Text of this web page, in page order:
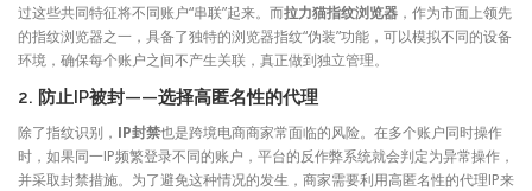
过这些共同特征将不同账户“串联”起来。而拉力猫指纹浏览器 ，作为市面上领先
的指纹浏览器之一，具备了独特的浏览器指纹“伪装”功能，可以模拟不同的设备
环境，确保每个账户之间不产生关联，真正做到独立管理。
2. 防止IP被封——选择高匿名性的代理
除了指纹识别， IP封禁也是跨境电商商家常面临的风险。在多个账户同时操作
时，如果同一IP频繁登录不同的账户，平台的反作弊系统就会判定为异常操作，
并采取封禁措施。为了避免这种情况的发生，商家需要利用高匿名性的代理IP来